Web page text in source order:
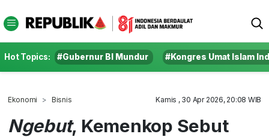
Hot Topics: #Gubernur BI Mundur #Kongres Umat Islam
Ekonomi Bisnis Kamis , 30 Apr 2026, 20:08 WIB
Ngebut, Kemenkop Sebut